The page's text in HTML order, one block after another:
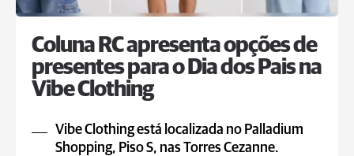
Coluna RC apresenta opções de
presentes para o Dia dos Pais na
Vibe Clothing
Vibe Clothing está localizada no Palladium
Shopping, Piso S, nas Torres Cezanne.